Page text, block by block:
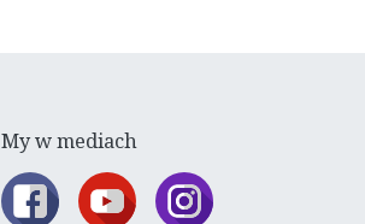
My w mediach